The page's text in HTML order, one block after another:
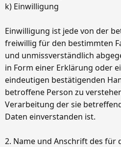
k) Einwilligung
Einwilligung ist jede von der
freiwillig für den bestimmten
und unmissverständlich
in Form einer Erklärung oder
eindeutigen bestätigenden
betroffene Person zu
Verarbeitung der sie
Daten einverstanden ist.
2. Name und Anschrift des für